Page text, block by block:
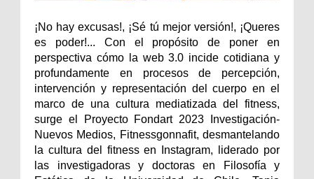
¡No hay excusas!, ¡Sé tú mejor versión!, ¡Queres
es poder!... Con el propósito de poner en
perspectiva cómo la web 3.0 incide cotidiana y
profundamente en procesos de percepción,
intervención y representación del cuerpo en el
marco de una cultura mediatizada del fitness,
surge el Proyecto Fondart 2023 Investigación-
Nuevos Medios, Fitnessgonnafit, desmantelando
la cultura del fitness en Instagram, liderado por
las investigadoras y doctoras en Filosofía y